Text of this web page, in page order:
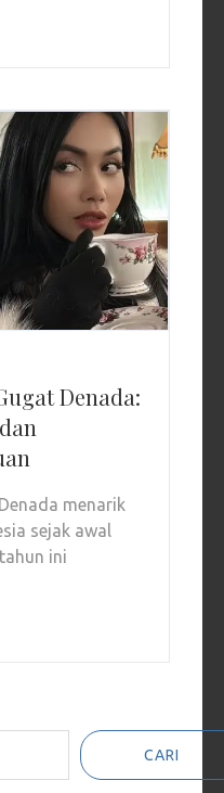
Denada:
menarik
sejak awal
ini
CARI